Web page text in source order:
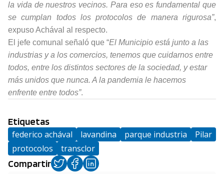
la vida de nuestros vecinos. Para eso es fundamental que
se cumplan todos los protocolos de manera rigurosa”,
expuso Achával al respecto.
El jefe comunal señaló que “El Municipio está junto a las
industrias y a los comercios, tenemos que cuidarnos entre
todos, entre los distintos sectores de la sociedad, y estar
más unidos que nunca. A la pandemia le hacemos
enfrente entre todos”.
Etiquetas
federico achával lavandina parque industria
Pilar
protocolos
transclor
Compartir